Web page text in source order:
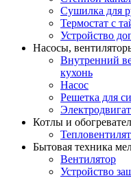
Сушилка для
Термостат с
Устройство
Насосы,
Внутренний
кухонь
Насос
Решетка для
Котлы и
Бытовая техника
Вентилятор
Устройство